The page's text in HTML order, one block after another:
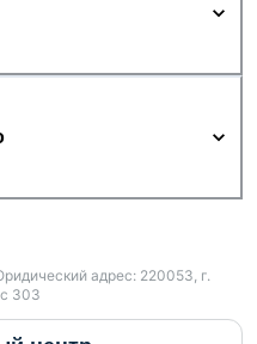
адрес: 220053, г.
303